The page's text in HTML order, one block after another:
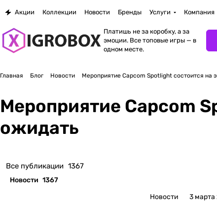
Акции Коллекции Новости Бренды Услуги Компания
Платишь не за коробку, а за
эмоции. Все топовые игры — в
одном месте.
Главная Блог Новости Мероприятие Capcom Spotlight состоится на
Мероприятие Capcom
ожидать
Новости 3 марта
Все публикации 1367
Новости 1367